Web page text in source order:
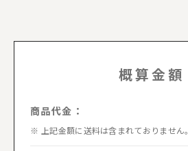
概算金額
商品代金：
上記金額に送料は含まれておりません。